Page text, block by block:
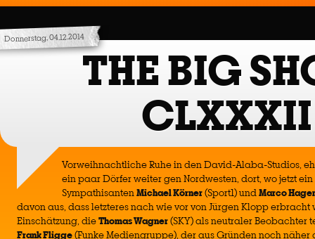
Donnerstag, 04.12.2014
THE BIG
CLXXXII
Vorweihnachtliche Ruhe in den David-Alaba-Studios,
ein paar Dörfer weiter gen Nordwesten, dort, wo jetzt ein
SympathisantenMichael Körner(Sport1) undMarco
davon aus, dass letzteres nach wie vor von Jürgen Klopp
Einschätzung, dieThomas Wagner(SKY) als neutraler Beobachter
Frank Fligge(Funke Mediengruppe), der aus Gründen noch